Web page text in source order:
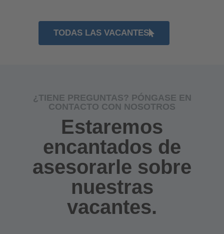
TODAS LAS VACANTES
¿TIENE PREGUNTAS? PÓNGASE EN
CONTACTO CON NOSOTROS
Estaremos
encantados de
asesorarle sobre
nuestras
vacantes.